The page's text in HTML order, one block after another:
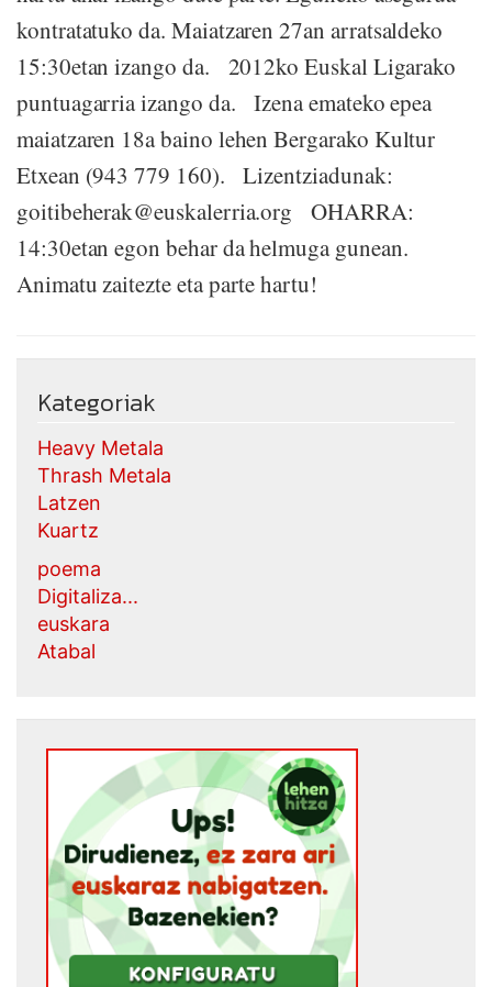
kontratatuko da. Maiatzaren 27an arratsaldeko
15:30etan izango da. 2012ko Euskal Ligarako
puntuagarria izango da. Izena emateko epea
maiatzaren 18a baino lehen Bergarako Kultur
Etxean (943 779 160). Lizentziadunak:
goitibeherak@euskalerria.org OHARRA:
14:30etan egon behar da helmuga gunean.
Animatu zaitezte eta parte hartu!
Kategoriak
Heavy Metala
Thrash Metala
Latzen
Kuartz
poema
Digitaliza...
euskara
Atabal